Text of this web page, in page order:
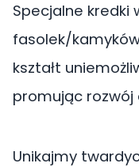
Specjalne kredki
fasolek/
kształt
promując
Unikajmy